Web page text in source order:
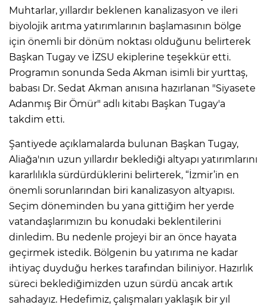
Muhtarlar, yıllardır beklenen kanalizasyon ve ileri
biyolojik arıtma yatırımlarının başlamasının bölge
için önemli bir dönüm noktası olduğunu belirterek
Başkan Tugay ve İZSU ekiplerine teşekkür etti.
Programın sonunda Seda Akman isimli bir yurttaş,
babası Dr. Sedat Akman anısına hazırlanan "Siyasete
Adanmış Bir Ömür" adlı kitabı Başkan Tugay'a
takdim etti.
Şantiyede açıklamalarda bulunan Başkan Tugay,
Aliağa'nın uzun yıllardır beklediği altyapı yatırımlarını
kararlılıkla sürdürdüklerini belirterek, “İzmir’in en
önemli sorunlarından biri kanalizasyon altyapısı.
Seçim döneminden bu yana gittiğim her yerde
vatandaşlarımızın bu konudaki beklentilerini
dinledim. Bu nedenle projeyi bir an önce hayata
geçirmek istedik. Bölgenin bu yatırıma ne kadar
ihtiyaç duyduğu herkes tarafından biliniyor. Hazırlık
süreci beklediğimizden uzun sürdü ancak artık
sahadayız. Hedefimiz, çalışmaları yaklaşık bir yıl